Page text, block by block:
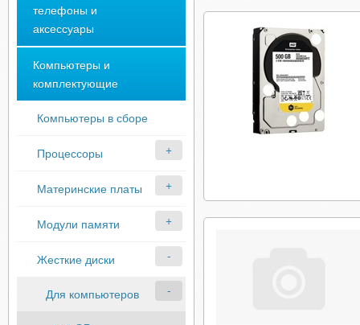
телефоны и
аксессуары
Компьютеры и
комплектующие
Компьютеры в сборе
Процессоры
Материнские платы
Модули памяти
Жесткие диски
Для компьютеров